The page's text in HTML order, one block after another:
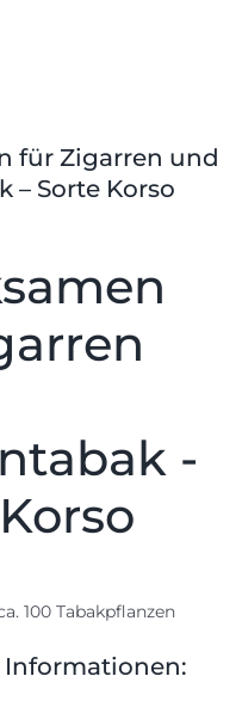
für Zigarren und
– Sorte Korso
-
100 Tabakpflanzen